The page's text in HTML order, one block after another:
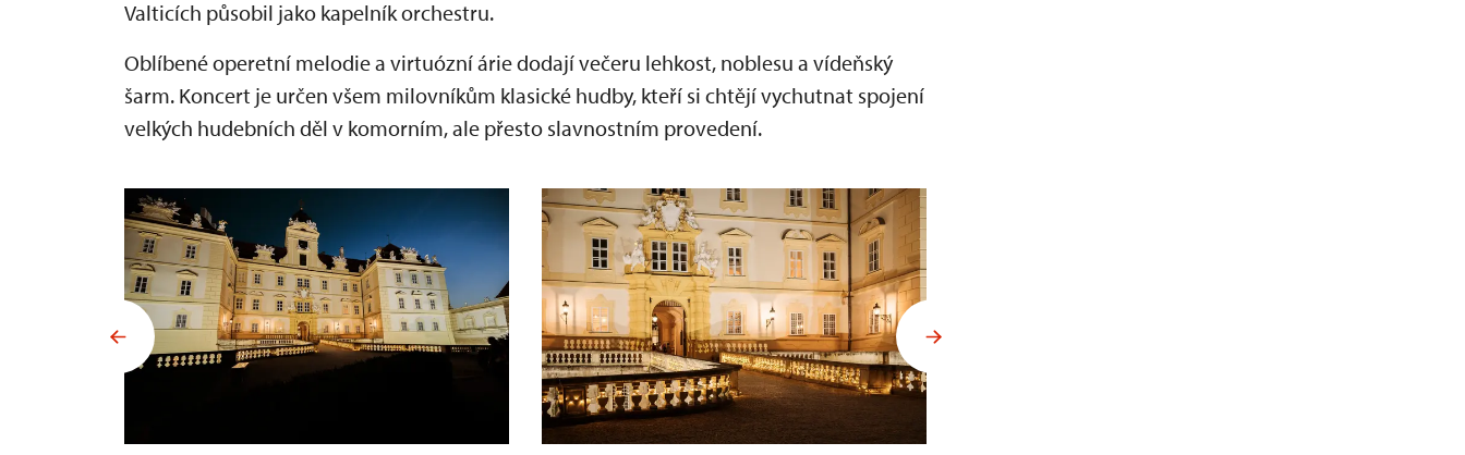
Valticích působil jako kapelník orchestru.
Oblíbené operetní melodie a virtuózní árie dodají večeru lehkost, noblesu a vídeňský
šarm. Koncert je určen všem milovníkům klasické hudby, kteří si chtějí vychutnat spojení
velkých hudebních děl v komorním, ale přesto slavnostním provedení.